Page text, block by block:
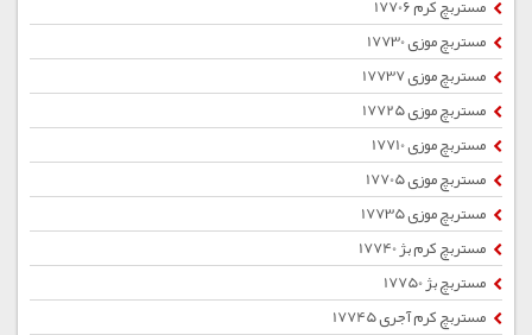
مستربچ کرم 17706
مستربچ موزی 17730
مستربچ موزی 17737
مستربچ موزی 17725
مستربچ موزی 17710
مستربچ موزی 17705
مستربچ موزی 17735
مستربچ کرم بژ 17740
مستربچ بژ 17750
مستربچ کرم آجری 17745